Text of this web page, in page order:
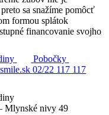
sa snažíme pomôcť
formou splátok
financovanie svojho
Pobočky
02/22 117 117
Mlynské nivy 49